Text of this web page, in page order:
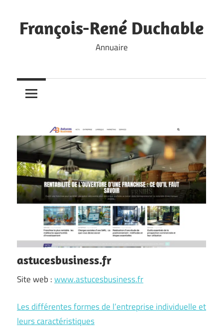
to
content
François-René Duchable
Annuaire
astucesbusiness.fr
Site web :www.astucesbusiness.fr
Les différentes formes de l’entreprise individuelle et
leurs caractéristiques